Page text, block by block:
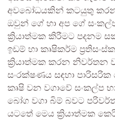
අවබෝධයකින් කටයුතු
ඔවුන් ගේ හා අප ගේ
ක්‍රියාත්මක කිරීමට පදනම
ඉඩම් හා කෘෂිකර්ම
ක්‍රියාත්මක කරන නිවර්තන
සංරක්ෂණය සඳහා
කෘෂි වන වගාවේ සංකල්ප
බෝග වගා බිම් බවට
යටතේ මෙය ක්‍රියාත්මක